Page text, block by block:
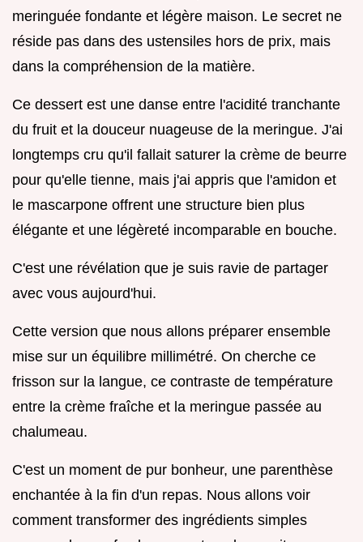
meringuée fondante et légère maison. Le secret ne
réside pas dans des ustensiles hors de prix, mais
dans la compréhension de la matière.
Ce dessert est une danse entre l'acidité tranchante
du fruit et la douceur nuageuse de la meringue. J'ai
longtemps cru qu'il fallait saturer la crème de beurre
pour qu'elle tienne, mais j'ai appris que l'amidon et
le mascarpone offrent une structure bien plus
élégante et une légèreté incomparable en bouche.
C'est une révélation que je suis ravie de partager
avec vous aujourd'hui.
Cette version que nous allons préparer ensemble
mise sur un équilibre millimétré. On cherche ce
frisson sur la langue, ce contraste de température
entre la crème fraîche et la meringue passée au
chalumeau.
C'est un moment de pur bonheur, une parenthèse
enchantée à la fin d'un repas. Nous allons voir
comment transformer des ingrédients simples